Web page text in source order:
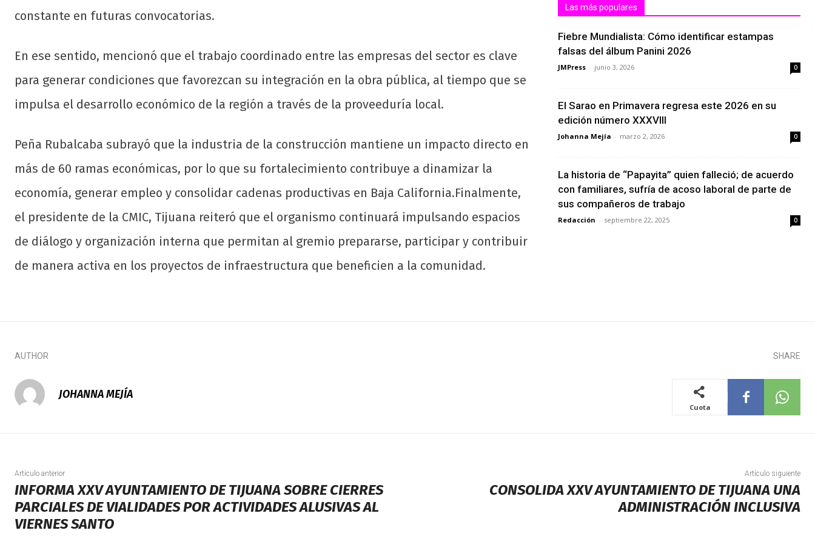
constante en futuras convocatorias.
En ese sentido, mencionó que el trabajo coordinado entre las empresas del sector es clave
para generar condiciones que favorezcan su integración en la obra pública, al tiempo que se
impulsa el desarrollo económico de la región a través de la proveeduría local.
Peña Rubalcaba subrayó que la industria de la construcción mantiene un impacto directo en
más de 60 ramas económicas, por lo que su fortalecimiento contribuye a dinamizar la
economía, generar empleo y consolidar cadenas productivas en Baja California.Finalmente,
el presidente de la CMIC, Tijuana reiteró que el organismo continuará impulsando espacios
de diálogo y organización interna que permitan al gremio prepararse, participar y contribuir
de manera activa en los proyectos de infraestructura que beneficien a la comunidad.
Las más populares
Fiebre Mundialista: Cómo identificar estampas
falsas del álbum Panini 2026
JMPress - junio 3, 2026 0
El Sarao en Primavera regresa este 2026 en su
edición número XXXVIII
Johanna Mejía - marzo 2, 2026 0
La historia de “Papayita” quien falleció; de acuerdo
con familiares, sufría de acoso laboral de parte de
sus compañeros de trabajo
Redacción - septiembre 22, 2025 0
AUTHOR
JOHANNA MEJÍA
SHARE
Cuota
Artículo anterior
INFORMA XXV AYUNTAMIENTO DE TIJUANA SOBRE CIERRES
PARCIALES DE VIALIDADES POR ACTIVIDADES ALUSIVAS AL
VIERNES SANTO
Artículo siguiente
CONSOLIDA XXV AYUNTAMIENTO DE TIJUANA UNA
ADMINISTRACIÓN INCLUSIVA